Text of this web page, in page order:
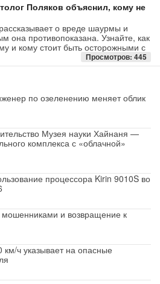
Поляков объяснил, кому не
о вреде шаурмы и
она противопоказана. Узнайте, как
и кому стоит быть осторожными с
Просмотров: 445
по озеленению меняет облик
Музея науки Хайнаня —
комплекса с «облачной»
процессора Kirin 9010S во
и возвращение к
ч указывает на опасные